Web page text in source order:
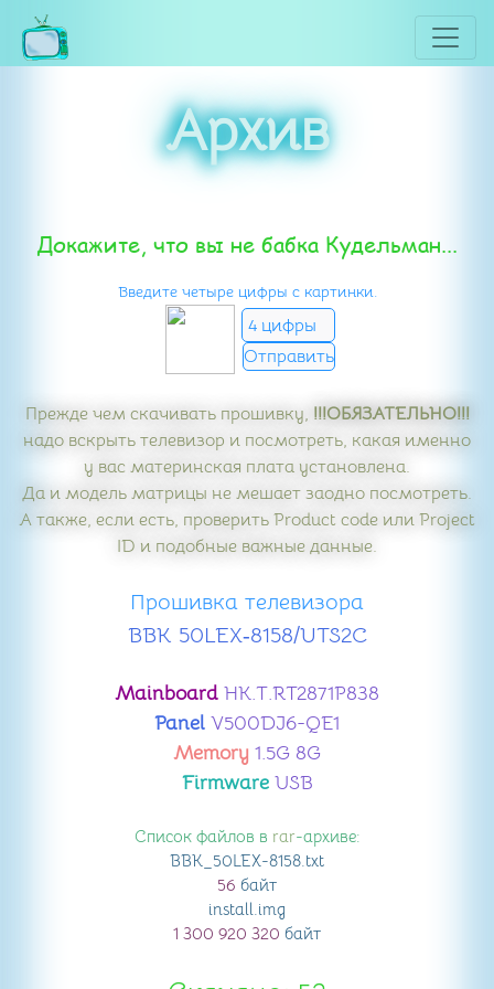
Архив
Докажите, что вы не бабка Кудельман...
Введите четыре цифры с картинки.
Прежде чем скачивать прошивку, !!!ОБЯЗАТЕЛЬНО!!!
надо вскрыть телевизор и посмотреть, какая именно
у вас материнская плата установлена.
Да и модель матрицы не мешает заодно посмотреть.
А также, если есть, проверить Product code или Project
ID и подобные важные данные.
Прошивка телевизора
BBK 50LEX‑8158/UTS2C
Mainboard HK.T.RT2871P838
Panel V500DJ6-QE1
Memory 1.5G 8G
FirmwareUSB
Список файлов в rar-архиве:
BBK_50LEX-8158.txt
56 байт
install.img
1 300 920 320 байт